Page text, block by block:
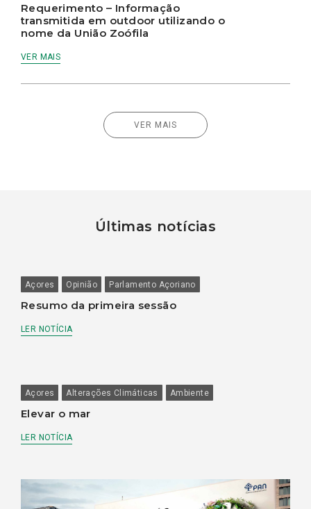
Requerimento – Informação
transmitida em outdoor utilizando o
nome da União Zoófila
VER MAIS
VER MAIS
Últimas notícias
Açores Opinião Parlamento Açoriano
Resumo da primeira sessão
LER NOTÍCIA
Açores Alterações Climáticas Ambiente
Elevar o mar
LER NOTÍCIA